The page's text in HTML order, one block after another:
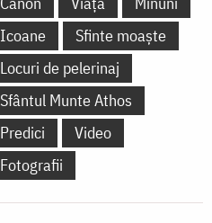
Icoane
Sfinte moaște
Locuri de pelerinaj
Sfântul Munte Athos
Predici
Video
Fotografii